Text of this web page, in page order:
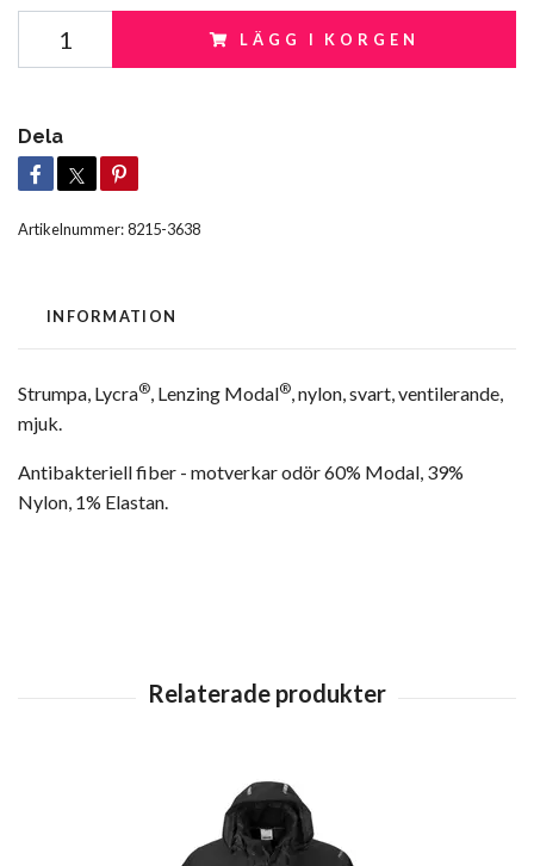
LÄGG I KORGEN
Dela
Artikelnummer:8215-3638
INFORMATION
Strumpa, Lycra®, Lenzing Modal®, nylon, svart, ventilerande,
mjuk.
Antibakteriell fiber - motverkar odör 60% Modal, 39%
Nylon, 1% Elastan.